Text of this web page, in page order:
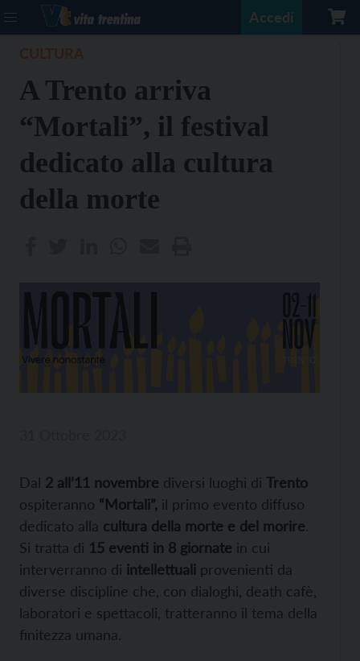
Accedi
A Trento arriva
“Mortali”, il festival
dedicato alla cultura
della morte
Dal 2 all’11 novembre diversi luoghi di Trento
ospiteranno “Mortali”, il primo evento diffuso
dedicato alla cultura della morte e del morire.
Si tratta di 15 eventi in 8 giornate in cui
interverranno di intellettuali provenienti da
diverse discipline che, con dialoghi, death cafè,
laboratori e spettacoli, tratteranno il tema della
finitezza umana.